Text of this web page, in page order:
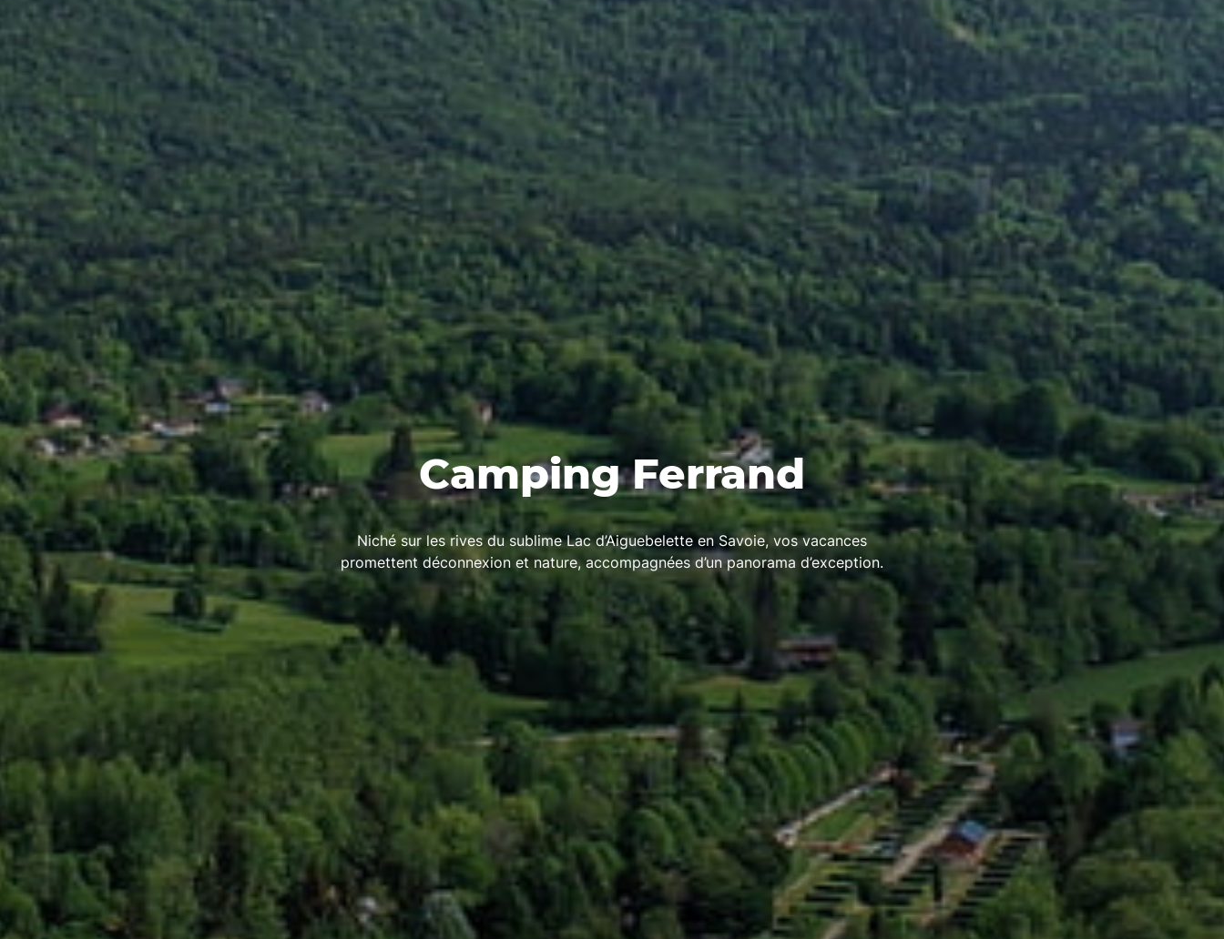
Camping Ferrand
Niché sur les rives du sublime Lac d’Aiguebelette en Savoie, vos vacances
promettent déconnexion et nature, accompagnées d’un panorama d’exception.